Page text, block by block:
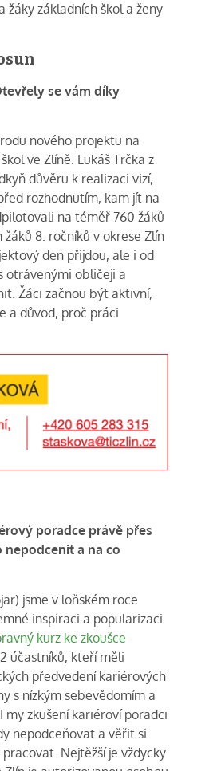
základních škol a ženy
se vám díky
nového projektu na
ve Zlíně. Lukáš Trčka z
důvěru k realizaci vizí,
rozhodnutím, kam jít na
na téměř 760 žáků
8. ročníků v okrese Zlín
den přijdou, ale i od
otrávenými obličeji a
Žáci začnou být aktivní,
a důvod, proč práci
poradce právě přes
nepodcenit a na co
jsme v loňském roce
inspiraci a popularizaci
kurz ke zkoušce
účastníků, kteří měli
předvedení kariérových
s nízkým sebevědomím a
my zkušení kariéroví poradci
nepodceňovat a věřit si.
Nejtěžší je vždycky